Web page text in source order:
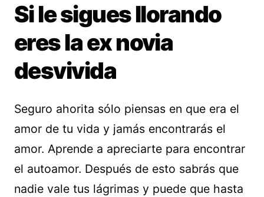
Si le sigues llorando
eres la ex novia
desvivida
Seguro ahorita sólo piensas en que era el
amor de tu vida y jamás encontrarás el
amor. Aprende a apreciarte para encontrar
el autoamor. Después de esto sabrás que
nadie vale tus lágrimas y puede que hasta